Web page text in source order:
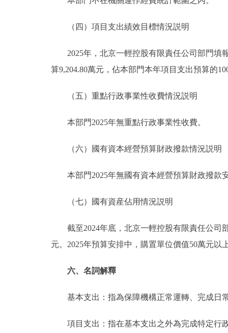
（四）項目支出績效目標情況説明
2025年，北京一輕控股有限責任公司部門填報
算9,204.80萬元，佔本部門本年項目支出預算的
（五）重點行政事業性收費情況説明
本部門2025年無重點行政事業性收費。
（六）國有資本經營預算財政撥款情況説明
本部門2025年無國有資本經營預算財政撥款
（七）國有資産佔用情況説明
截至2024年底，北京一輕控股有限責任公司部
元。2025年預算安排中，購置單位價值50萬元以
六、名詞解釋
基本支出：指為保障機構正常運轉、完成日
項目支出：指在基本支出之外為完成特定行